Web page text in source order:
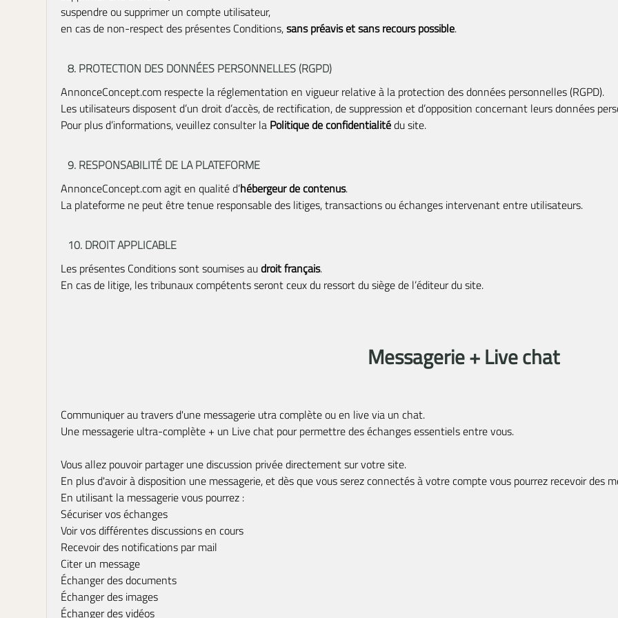
suspendre ou supprimer un compte utilisateur,
en cas de non-respect des présentes Conditions,sans préavis et sans recours possible.
8. PROTECTION DES DONNÉES PERSONNELLES (RGPD)
AnnonceConcept.com respecte la réglementation en vigueur relative à la protection des données personnelles (RGPD).
Les utilisateurs disposent d’un droit d’accès, de rectification, de suppression et d’opposition concernant leurs données
Pour plus d’informations, veuillez consulter la Politique de confidentialitédu site.
9. RESPONSABILITÉ DE LA PLATEFORME
AnnonceConcept.com agit en qualité d’hébergeur de contenus.
La plateforme ne peut être tenue responsable des litiges, transactions ou échanges intervenant entre utilisateurs.
10. DROIT APPLICABLE
Les présentes Conditions sont soumises audroit français.
En cas de litige, les tribunaux compétents seront ceux du ressort du siège de l’éditeur du site.
Messagerie + Livechat
Communiquer au travers d'une messagerie utra complète ou en live via un chat.
Une messagerie ultra-complète + un Live chat pour permettre des échanges essentiels entre vous.
Vous allez pouvoir partager une discussion privée directement sur votre site.
En plus d'avoir à disposition une messagerie, et dès que vous serez connectés à votre compte vous pourrez recevoir des
En utilisant la messagerie vous pourrez :
Sécuriser vos échanges
Voir vos différentes discussions en cours
Recevoir des notifications par mail
Citer un message
Échanger des documents
Échanger des images
Échanger des vidéos